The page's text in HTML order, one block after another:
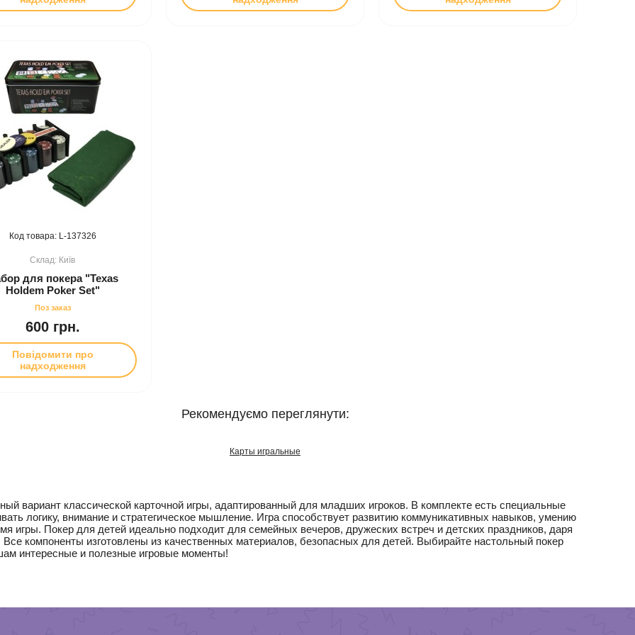
137326
Київ
для покера "Texas
Holdem Poker Set"
600 грн.
Повідомити про
надходження
Рекомендуємо переглянути:
Карты игральные
вариант классической карточной игры, адаптированный для младших игроков. В комплекте есть специальные
логику, внимание и стратегическое мышление. Игра способствует развитию коммуникативных навыков, умению
игры. Покер для детей идеально подходит для семейных вечеров, дружеских встреч и детских праздников, даря
компоненты изготовлены из качественных материалов, безопасных для детей. Выбирайте настольный покер
интересные и полезные игровые моменты!